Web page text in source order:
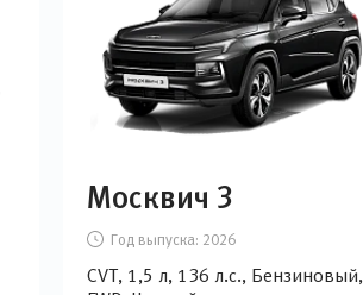
Москвич 3
Год выпуска: 2026
CVT, 1,5 л, 136 л.с., Бензиновый,